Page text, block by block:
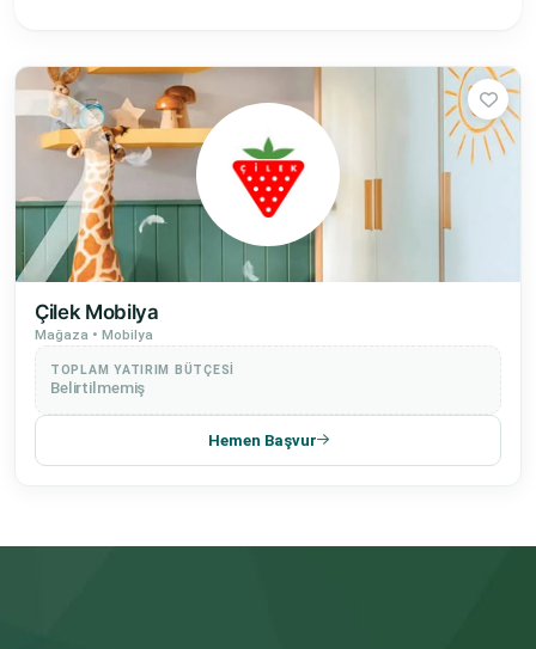
Çilek Mobilya
Mağaza • Mobilya
TOPLAM YATIRIM BÜTÇESI
Belirtilmemiş
Hemen Başvur